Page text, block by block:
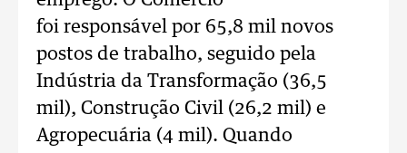
foi responsável por 65,8 mil novos
postos de trabalho, seguido pela
Indústria da Transformação (36,5
mil), Construção Civil (26,2 mil) e
Agropecuária (4 mil). Quando